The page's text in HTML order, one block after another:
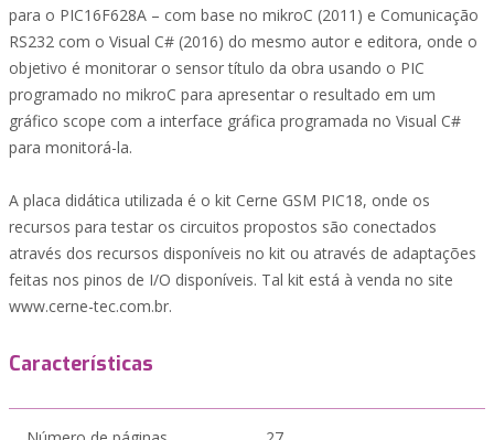
para o PIC16F628A – com base no mikroC (2011) e Comunicação
RS232 com o Visual C# (2016) do mesmo autor e editora, onde o
objetivo é monitorar o sensor título da obra usando o PIC
programado no mikroC para apresentar o resultado em um
gráfico scope com a interface gráfica programada no Visual C#
para monitorá-la.
A placa didática utilizada é o kit Cerne GSM PIC18, onde os
recursos para testar os circuitos propostos são conectados
através dos recursos disponíveis no kit ou através de adaptações
feitas nos pinos de I/O disponíveis. Tal kit está à venda no site
www.cerne-tec.com.br.
Características